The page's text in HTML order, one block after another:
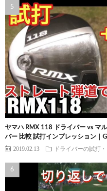
ヤマハ RMX 118 ドライバー vs マ
バー 比較 試打インプレッション｜
2019.02.13 ドライバーの試打